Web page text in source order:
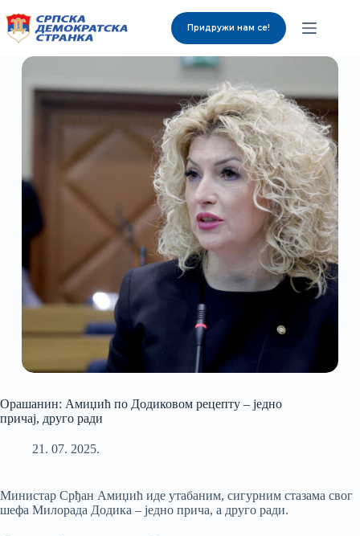
Органи странке
Вијести
Изабрани представници
Контакт
Придружи нам се!
Орашанин: Амиџић по Додиковом рецепту – једно
причај, друго ради
21. 07. 2025.
Министар Срђан Амиџић иде утабаним, сигурним стазама свог
шефа Милорада Додика – једно прича, а друго ради.